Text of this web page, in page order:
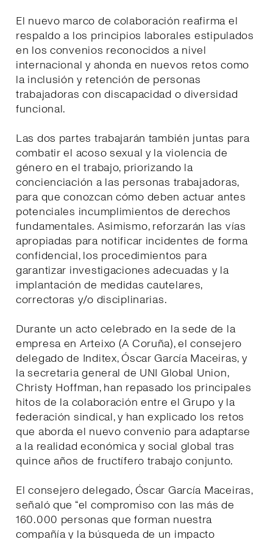
El nuevo marco de colaboración reafirma el
respaldo a los principios laborales estipulados
en los convenios reconocidos a nivel
internacional y ahonda en nuevos retos como
la inclusión y retención de personas
trabajadoras con discapacidad o diversidad
funcional.
Las dos partes trabajarán también juntas para
combatir el acoso sexual y la violencia de
género en el trabajo, priorizando la
concienciación a las personas trabajadoras,
para que conozcan cómo deben actuar antes
potenciales incumplimientos de derechos
fundamentales. Asimismo, reforzarán las vías
apropiadas para notificar incidentes de forma
confidencial, los procedimientos para
garantizar investigaciones adecuadas y la
implantación de medidas cautelares,
correctoras y/o disciplinarias.
Durante un acto celebrado en la sede de la
empresa en Arteixo (A Coruña), el consejero
delegado de Inditex, Óscar García Maceiras, y
la secretaria general de UNI Global Union,
Christy Hoffman, han repasado los principales
hitos de la colaboración entre el Grupo y la
federación sindical, y han explicado los retos
que aborda el nuevo convenio para adaptarse
a la realidad económica y social global tras
quince años de fructífero trabajo conjunto.
El consejero delegado, Óscar García Maceiras,
señaló que “el compromiso con las más de
160.000 personas que forman nuestra
compañía y la búsqueda de un impacto